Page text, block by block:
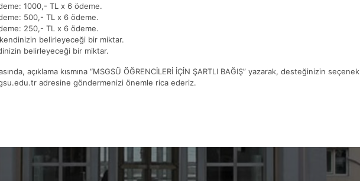
1000,- TL x 6 ödeme.
500,- TL x 6 ödeme.
250,- TL x 6 ödeme.
belirleyeceği bir miktar.
belirleyeceği bir miktar.
açıklama kısmına “MSGSÜ ÖĞRENCİLERİ İÇİN ŞARTLI BAĞIŞ” yazarak, desteğinizin seçenek
adresine göndermenizi önemle rica ederiz.